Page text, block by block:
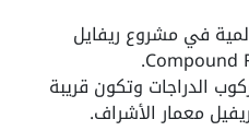
في مشروع ريفايل
الدراجات وتكون قريبة
معمار الأشراف.